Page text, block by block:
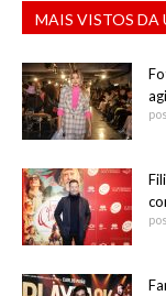
MAIS VISTOS DA